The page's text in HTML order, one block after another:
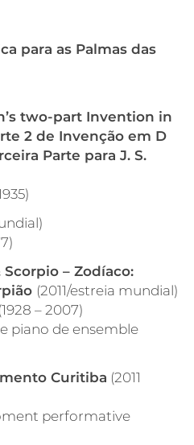
para as Palmas das
two-part Invention in
2 de Invenção em D
Parte para J. S.
– Zodíaco:
(2011/estreia mundial)
– 2007)
piano de ensemble
Curitiba (2011
performative